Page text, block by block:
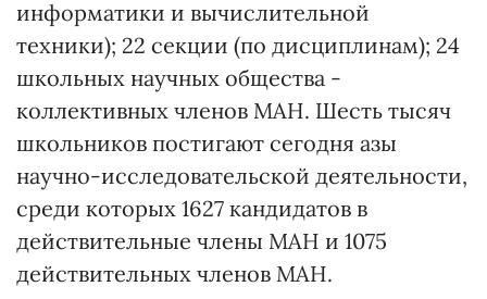
информатики и вычислительной
техники); 22 секции (по дисциплинам); 24
школьных научных общества -
коллективных членов МАН. Шесть тысяч
школьников постигают сегодня азы
научно-исследовательской деятельности,
среди которых 1627 кандидатов в
действительные члены МАН и 1075
действительных членов МАН.